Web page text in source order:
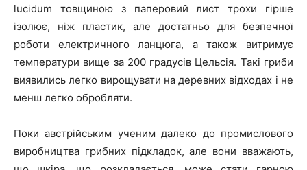
lucidum товщиною з паперовий лист трохи гірше
ізолює, ніж пластик, але достатньо для безпечної
роботи електричного ланцюга, а також витримує
температури вище за 200 градусів Цельсія. Такі гриби
виявились легко вирощувати на деревних відходах і не
менш легко обробляти.
Поки австрійським ученим далеко до промислового
виробництва грибних підкладок, але вони вважають,